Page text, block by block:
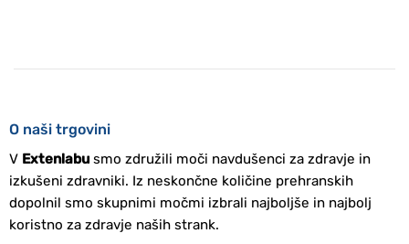
O naši trgovini
V Extenlabusmo združili moči navdušenci za zdravje in
izkušeni zdravniki. Iz neskončne količine prehranskih
dopolnil smo skupnimi močmi izbrali najboljše in najbolj
koristno za zdravje naših strank.